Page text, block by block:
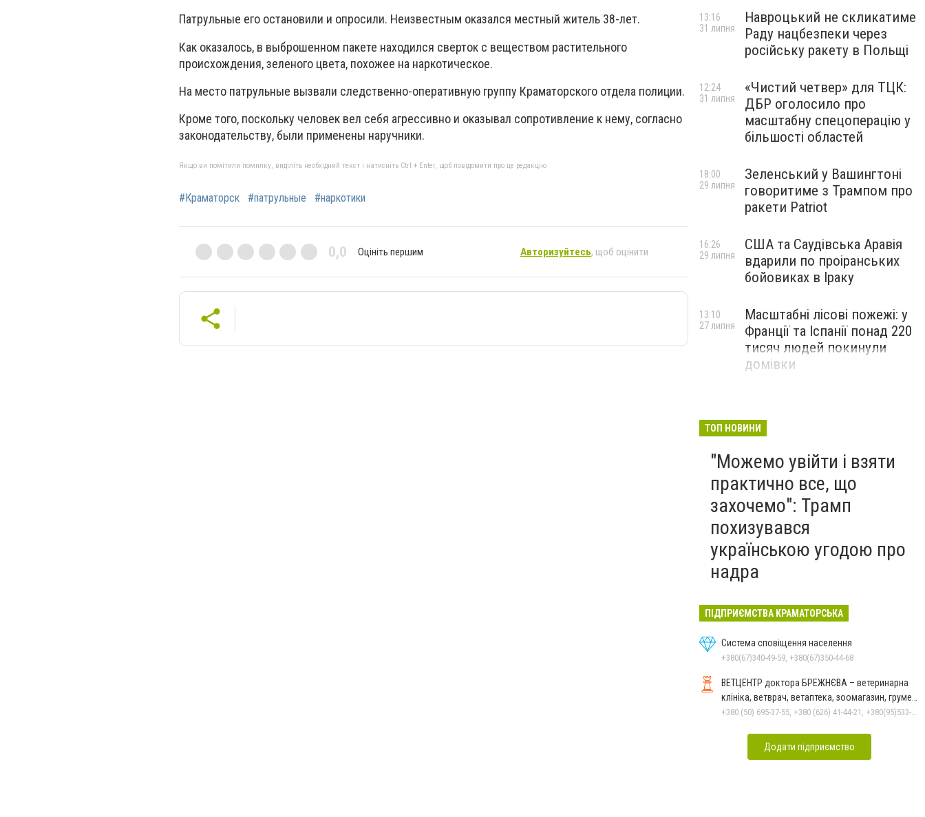
Патрульные его остановили и опросили. Неизвестным оказался местный житель 38-лет.
Как оказалось, в выброшенном пакете находился сверток с веществом растительного
происхождения, зеленого цвета, похожее на наркотическое.
На место патрульные вызвали следственно-оперативную группу Краматорского отдела полиции.
Кроме того, поскольку человек вел себя агрессивно и оказывал сопротивление к нему, согласно
законодательству, были применены наручники.
Якщо ви помітили помилку, виділіть необхідний текст і натисніть Ctrl + Enter, щоб повідомити про це редакцію
#Краматорск #патрульные #наркотики
0,0 Оцініть першим Авторизуйтесь, щоб оцінити
Навроцький не скликатиме
Раду нацбезпеки через
російську ракету в Польщі
13:16
31 липня
«Чистий четвер» для ТЦК:
ДБР оголосило про
масштабну спецоперацію у
більшості областей
12:24
31 липня
Зеленський у Вашингтоні
говоритиме з Трампом про
ракети Patriot
18:00
29 липня
США та Саудівська Аравія
вдарили по проіранських
бойовиках в Іраку
16:26
29 липня
Масштабні лісові пожежі: у
Франції та Іспанії понад 220
тисяч людей покинули
домівки
13:10
27 липня
ТОП НОВИНИ
"Можемо увійти і взяти
практично все, що
захочемо": Трамп
похизувався
українською угодою про
надра
ПІДПРИЄМСТВА КРАМАТОРСЬКА
Система сповіщення населення
+380(67)340-49-59, +380(67)350-44-68
ВЕТЦЕНТР доктора БРЕЖНЄВА – ветеринарна
клініка, ветврач, ветаптека, зоомагазин, грумер,
стрижки.
+380 (50) 695-37-55, +380 (626) 41-44-21, +380(95)533-90-03
Додати підприємство